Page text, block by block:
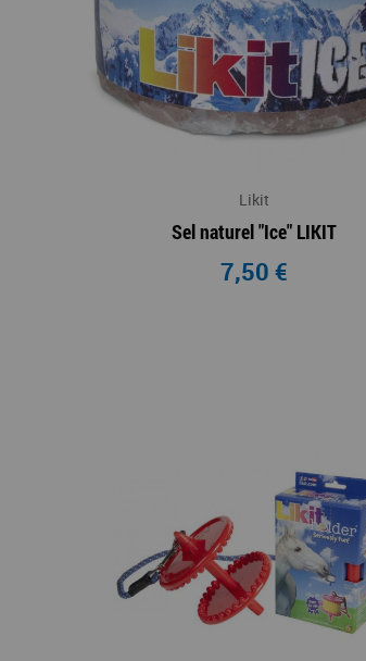
Likit
Sel naturel "Ice" LIKIT
7,50 €